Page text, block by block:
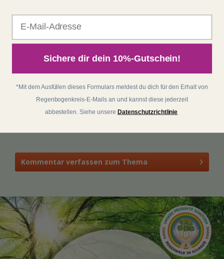
rreinigung ist
Hier kannst Du die Amazonas Darmreinigung bestell
en>>
Verdauung Funktion
Kommentar verfassen zum Thema
Sichere dir dein 10%-Gutschein!
*Mit dem Ausfüllen dieses Formulars meldest du dich für den Erhalt von
Regenbogenkreis-E-Mails an und kannst diese jederzeit
abbestellen. Siehe unsere Datenschutzrichtlinie